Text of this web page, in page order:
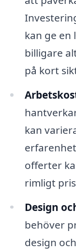
kan ge en
billigare
på kort
kan
offerter
rimligt
Design
behöver
design